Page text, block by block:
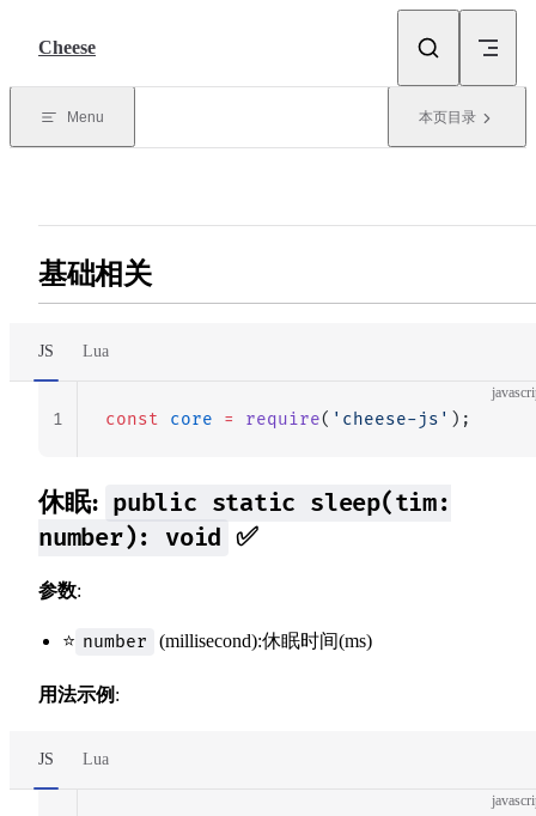
Cheese
Menu 本页目录
基础相关
JS Lua
const core = require( 'cheese-js' );
1
休眠: public static sleep(tim:
number): void ✅
参数:
⭐ number (millisecond):休眠时间(ms)
用法示例 :
JS Lua